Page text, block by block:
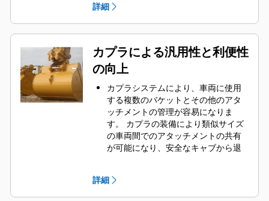
す。
Cat グランドエンゲージツール
（GET、Ground Engaging Tools）
を使用すると、バケットで最も重要
な、摩耗が激しい部分を保護するこ
とができます。 サイドバープロテク
タとサイドカッタにより、資材との
接触頻度が最も高いバケット部分が
保護されます。
バケットと用途の組合せに最適なグ
ランドエンゲージツールを選択する
ことで、メンテナンスコストが低減
されます。
わせて様々なオプションをご用意し
詳細
カプラによる汎用性と利便性
の向上
カプラシステムにより、車両に使用
する複数のバケットとその他のアタ
ッチメントの管理が容易になりま
す。 カプラの装備により類似サイズ
の車両間でのアタッチメントの共有
が可能になり、安全なキャブから退
車両に直接固定できるバケットは
Cat ピングラバカプラとも互換性が
詳細